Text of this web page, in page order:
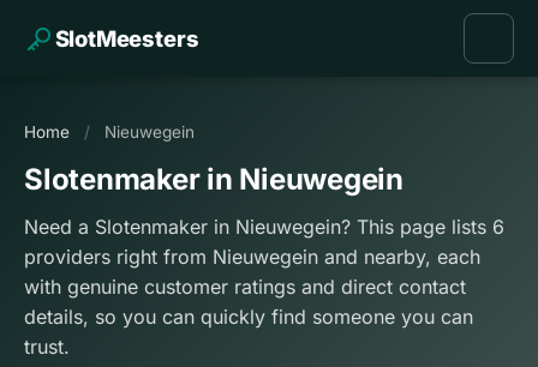
SlotMeesters
Home / Nieuwegein
Slotenmaker in Nieuwegein
Need a Slotenmaker in Nieuwegein? This page lists 6
providers right from Nieuwegein and nearby, each
with genuine customer ratings and direct contact
details, so you can quickly find someone you can
trust.